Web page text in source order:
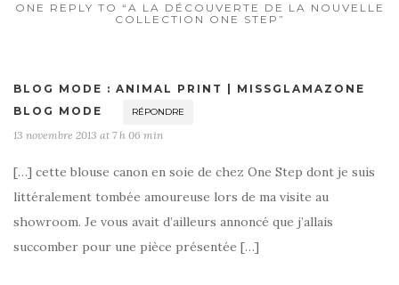
ONE REPLY TO “A LA DÉCOUVERTE DE LA NOUVELLE
COLLECTION ONE STEP”
BLOG MODE : ANIMAL PRINT | MISSGLAMAZONE
BLOG MODE
RÉPONDRE
13 novembre 2013 at 7 h 06 min
[…] cette blouse canon en soie de chez One Step dont je suis
littéralement tombée amoureuse lors de ma visite au
showroom. Je vous avait d’ailleurs annoncé que j’allais
succomber pour une pièce présentée […]